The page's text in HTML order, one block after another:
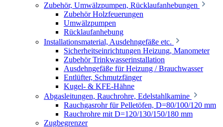
Zubehör, Umwälzpumpen, Rücklaufanhebungen
Zubehör Holzfeuerungen
Umwälzpumpen
Rücklaufanhebung
Installationsmaterial, Ausdehngefäße etc.
Sicherheitseinrichtungen Heizung, Manometer
Zubehör Trinkwasserinstallation
Ausdehngefäße für Heizung / Brauchwasser
Entlüfter, Schmutzfänger
Kugel- & KFE-Hähne
Abgasleitungen, Rauchrohre, Edelstahlkamine
Rauchgasrohr für Pelletöfen, D=80/100/120 mm
Rauchrohre mit D=120/130/150/180 mm
Zugbegrenzer